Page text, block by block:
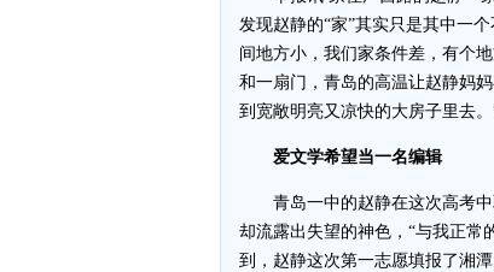
发现赵静的“家”其实只是其中一
间地方小，我们家条件差，有个
和一扇门，青岛的高温让赵静妈
到宽敞明亮又凉快的大房子里去。
爱文学希望当一名编辑
青岛一中的赵静在这次高考中
却流露出失望的神色，“与我正常
到，赵静这次第一志愿填报了湘